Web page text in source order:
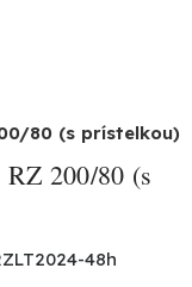
80 (s prístelkou)
(s
48h